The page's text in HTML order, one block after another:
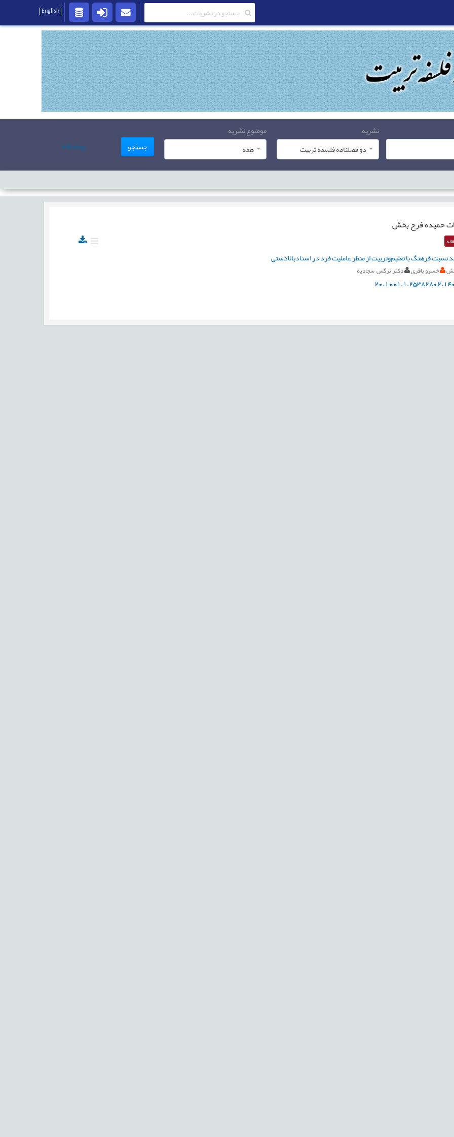
نشریه
دو فصلنامه فلسفه تربیت
موضوع نشریه
همه
جستجو پیشرفته
حمیده فرح بخش
نسبت فرهنگ با تعلیم‌وتربیت از منظر عاملیت فرد در اسنادبالادستی
خسرو باقری دکتر نرگس سجادیه
[English]